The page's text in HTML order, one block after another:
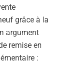
grâce à la
argument
remise en
: